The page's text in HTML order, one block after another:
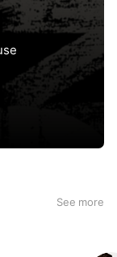
See more